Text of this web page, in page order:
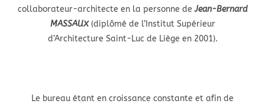
collaborateur-architecte en la personne deJean-Bernard
MASSAUX(diplômé de l’Institut Supérieur
d’Architecture Saint-Luc de Liège en 2001).
Le bureau étant en croissance constante et afin de